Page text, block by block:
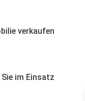
verkaufen
Sie im Einsatz